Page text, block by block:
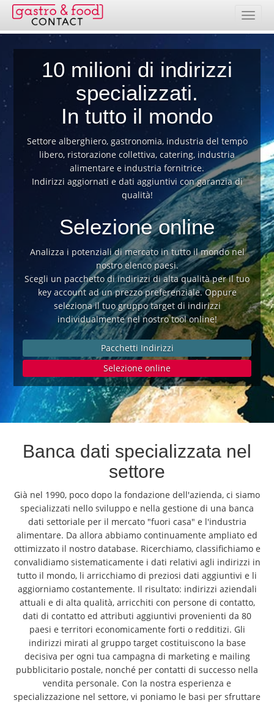
Banca dati
Elenco paesi
Pacchetti indirizzi
Selezione online
Prezzi
Prestazioni
Contatto
Area clienti
Cambiare lingua:
Deutsch
American English
British English
Italiano
Español
Français
Português
10 milioni di indirizzi
specializzati.
In tutto il mondo
Settore alberghiero, gastronomia, industria del tempo
libero, ristorazione collettiva, catering, industria
alimentare e industria fornitrice.
Indirizzi aggiornati e dati aggiuntivi con garanzia di
qualità!
Selezione online
Analizza i potenziali di mercato in tutto il mondo nel
nostro elenco paesi.
Scegli un pacchetto di indirizzi di alta qualità per il tuo
key account ad un prezzo preferenziale. Oppure
seleziona il tuo gruppo target di indirizzi
individualmente nel nostro tool online!
Pacchetti Indirizzi
Selezione online
Banca dati specializzata nel
settore
Già nel 1990, poco dopo la fondazione dell'azienda, ci siamo
specializzati nello sviluppo e nella gestione di una banca
dati settoriale per il mercato "fuori casa" e l'industria
alimentare. Da allora abbiamo continuamente ampliato ed
ottimizzato il nostro database. Ricerchiamo, classifichiamo e
convalidiamo sistematicamente i dati relativi agli indirizzi in
tutto il mondo, li arricchiamo di preziosi dati aggiuntivi e li
aggiorniamo costantemente. Il risultato: indirizzi aziendali
attuali e di alta qualità, arricchiti con persone di contatto,
dati di contatto ed attributi aggiuntivi provenienti da 80
paesi e territori economicamente forti o redditizi. Gli
indirizzi mirati al gruppo target costituiscono la base
decisiva per ogni tua campagna di marketing e mailing
pubblicitario postale, nonché per contatti di successo nella
vendita personale. Con la nostra esperienza e
specializzazione nel settore, vi poniamo le basi per sfruttare